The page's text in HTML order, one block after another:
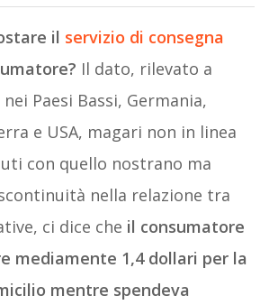
il servizio di consegna
Il dato, rilevato a
Paesi Bassi, Germania,
e USA, magari non in linea
con quello nostrano ma
nella relazione tra
ci dice che il consumatore
mediamente 1,4 dollari per la
mentre spendeva